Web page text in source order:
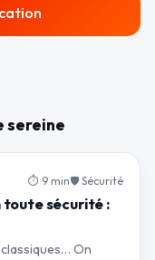
sereine
⏱ 9 min🛡 Sécurité
toute sécurité :
On